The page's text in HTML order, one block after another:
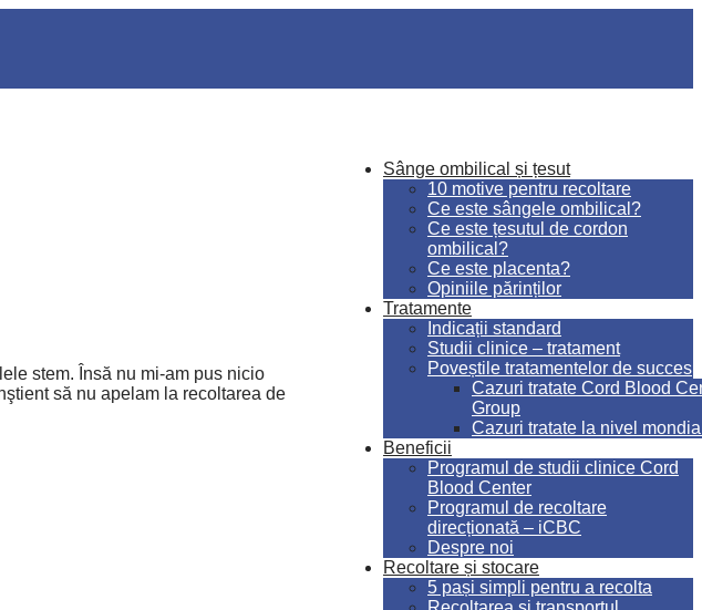
Sânge ombilical și țesut
10 motive pentru recoltare
Ce este sângele ombilical?
Ce este țesutul de cordon
ombilical?
Ce este placenta?
Opiniile părinților
Tratamente
Indicații standard
Studii clinice – tratament
Poveștile tratamentelor de succes
Cazuri tratate Cord Blood
Group
Cazuri tratate la nivel
Beneficii
Programul de studii clinice Cord
Blood Center
Programul de recoltare
direcționată – iCBC
Despre noi
Recoltare și stocare
5 pași simpli pentru a recolta
stem. Însă nu mi-am pus nicio
să nu apelam la recoltarea de